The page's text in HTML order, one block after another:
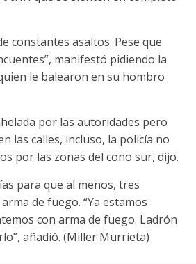
constantes asaltos. Pese que
manifestó pidiendo la
le balearon en su hombro
por las autoridades pero
las calles, incluso, la policía no
por las zonas del cono sur, dijo.
para que al menos, tres
de fuego. “Ya estamos
con arma de fuego. Ladrón
añadió. (Miller Murrieta)